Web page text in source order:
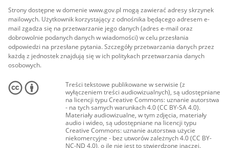
Strony dostępne w domenie www.gov.pl mogą zawierać adresy skrzynek
mailowych. Użytkownik korzystający z odnośnika będącego adresem e-
mail zgadza się na przetwarzanie jego danych (adres e-mail oraz
dobrowolnie podanych danych w wiadomości) w celu przesłania
odpowiedzi na przesłane pytania. Szczegóły przetwarzania danych przez
każdą z jednostek znajdują się w ich politykach przetwarzania danych
osobowych.
Treści tekstowe publikowane w serwisie (z
wyłączeniem treści audiowizualnych), są udostępniane
na licencji typu Creative Commons: uznanie autorstwa
- na tych samych warunkach 4.0 (CC BY-SA 4.0).
Materiały audiowizualne, w tym zdjęcia, materiały
audio i wideo, są udostępniane na licencji typu
Creative Commons: uznanie autorstwa użycie
niekomercyjne - bez utworów zależnych 4.0 (CC BY-
NC-ND 4.0), o ile nie jest to stwierdzone inaczej.